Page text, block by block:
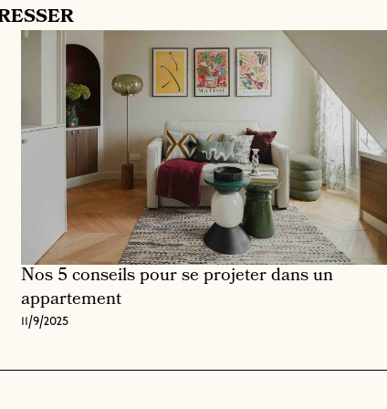
Nos 5 conseils pour se projeter dans un
appartement
11/9/2025